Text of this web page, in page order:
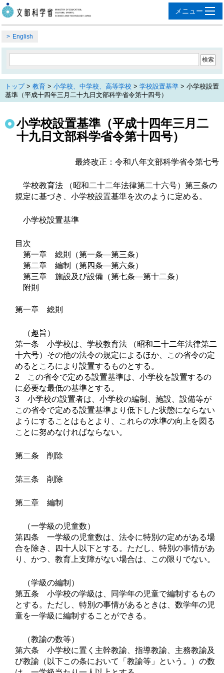
English
トップ> 教育 > 小学校、中学校、高等学校 > 学校設置基準 > 小学校設置
基準（平成十四年三月二十九日文部科学省令第十四号）
小学校設置基準（平成十四年三月二
十九日文部科学省令第十四号）
最終改正：令和八年文部科学省令第七号
学校教育法 （昭和二十二年法律第二十六号）第三条の
規定に基づき、小学校設置基準を次のように定める。
小学校設置基準
目次
第一章 総則（第一条―第三条）
第二章 編制（第四条―第六条）
第三章 施設及び設備（第七条―第十二条）
附則
第一章 総則
（趣旨）
第一条 小学校は、学校教育法 （昭和二十二年法律第二
十六号）その他の法令の規定によるほか、この省令の定
めるところにより設置するものとする。
2 この省令で定める設置基準は、小学校を設置するの
に必要な最低の基準とする。
3 小学校の設置者は、小学校の編制、施設、設備等が
この省令で定める設置基準より低下した状態にならない
ようにすることはもとより、これらの水準の向上を図る
ことに努めなければならない。
第二条 削除
第三条 削除
第二章 編制
（一学級の児童数）
第四条 一学級の児童数は、法令に特別の定めがある場
合を除き、四十人以下とする。ただし、特別の事情があ
り、かつ、教育上支障がない場合は、この限りでない。
（学級の編制）
第五条 小学校の学級は、同学年の児童で編制するもの
とする。ただし、特別の事情があるときは、数学年の児
童を一学級に編制することができる。
（教諭の数等）
第六条 小学校に置く主幹教諭、指導教諭、主務教諭及
び教諭（以下この条において「教諭等」という。）の数